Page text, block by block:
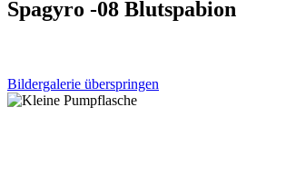
Spagyro -08 Blutspabion
Bildergalerie überspringen